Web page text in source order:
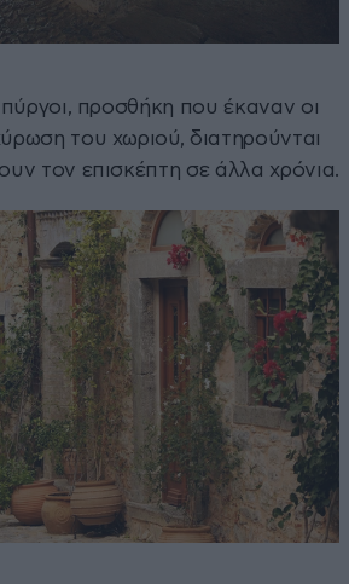
πύργοι, προσθήκη που έκαναν οι
του χωριού, διατηρούνται
τον επισκέπτη σε άλλα χρόνια.